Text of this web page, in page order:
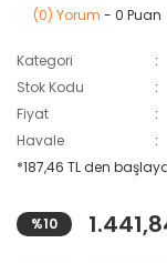
(0) Yorum - 0 Puan
Kategori
Stok Kodu
Fiyat
Havale
*187,46 TL den
%10